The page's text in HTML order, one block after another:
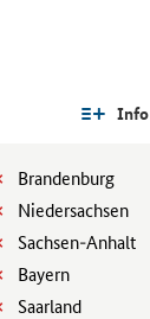
Info
Brandenburg
Niedersachsen
Sachsen-Anhalt
Bayern
Saarland